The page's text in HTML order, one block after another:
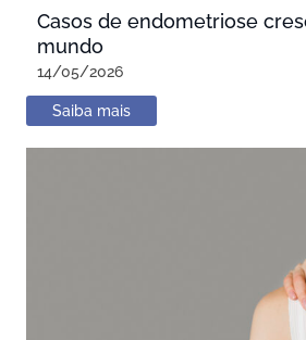
Casos de endometriose
mundo
14/05/2026
Saiba mais